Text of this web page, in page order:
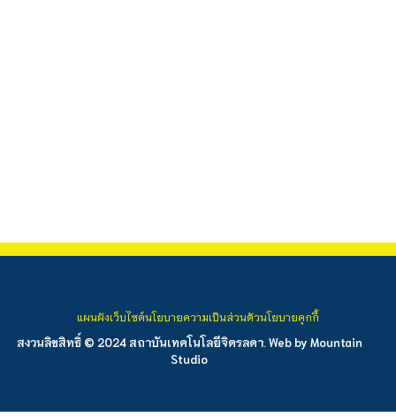
สงวนลิขสิทธิ์ © 2024 สถาบันเทคโนโลยีจิตรลดา. Web by Mountain
Studio
แผนผังเว็บไซต์นโยบายความเป็นส่วนตัวนโยบายคุกกี้